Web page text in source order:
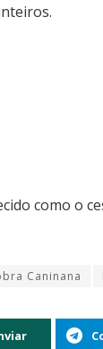
como o
Caninana